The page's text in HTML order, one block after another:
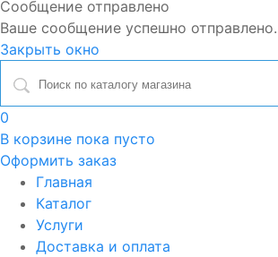
Сообщение отправлено
Ваше сообщение успешно
Закрыть окно
0
В корзине пока пусто
Оформить заказ
Главная
Каталог
Услуги
Доставка и оплата